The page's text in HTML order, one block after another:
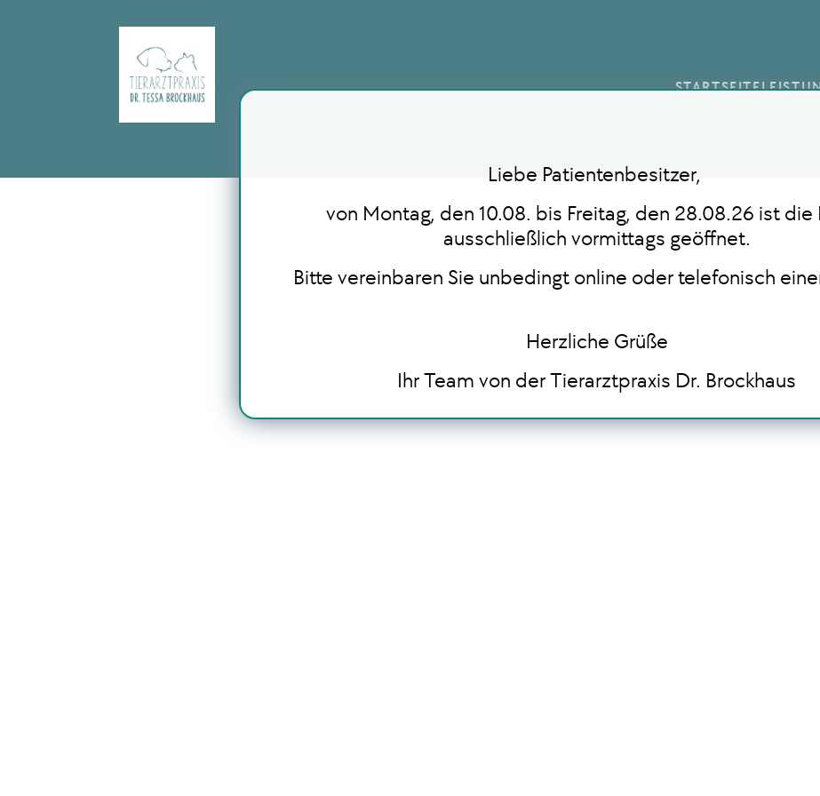
STARTSEITE
Liebe Patientenbesitzer,
von Montag, den 10.08. bis Freitag, den 28.08.26 ist die
ausschließlich vormittags geöffnet.
Bitte vereinbaren Sie unbedingt online oder telefonisch
Herzliche Grüße
Ihr Team von der Tierarztpraxis Dr. Brockhaus